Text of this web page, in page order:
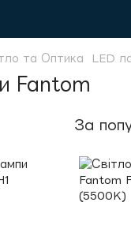
та Оптика LED
Fantom
За